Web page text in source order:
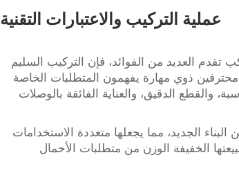
عملية التركيب والاعتبارات التقنية
تقدم العديد من الفوائد، فإن التركيب السليم
محترفين ذوي مهارة يفهمون المتطلبات الخاصة
والقطع الدقيق، والعناية الفائقة بالوصلات
الجديد، مما يجعلها متعددة الاستخدامات
الخفيفة الوزن من متطلبات الأحمال